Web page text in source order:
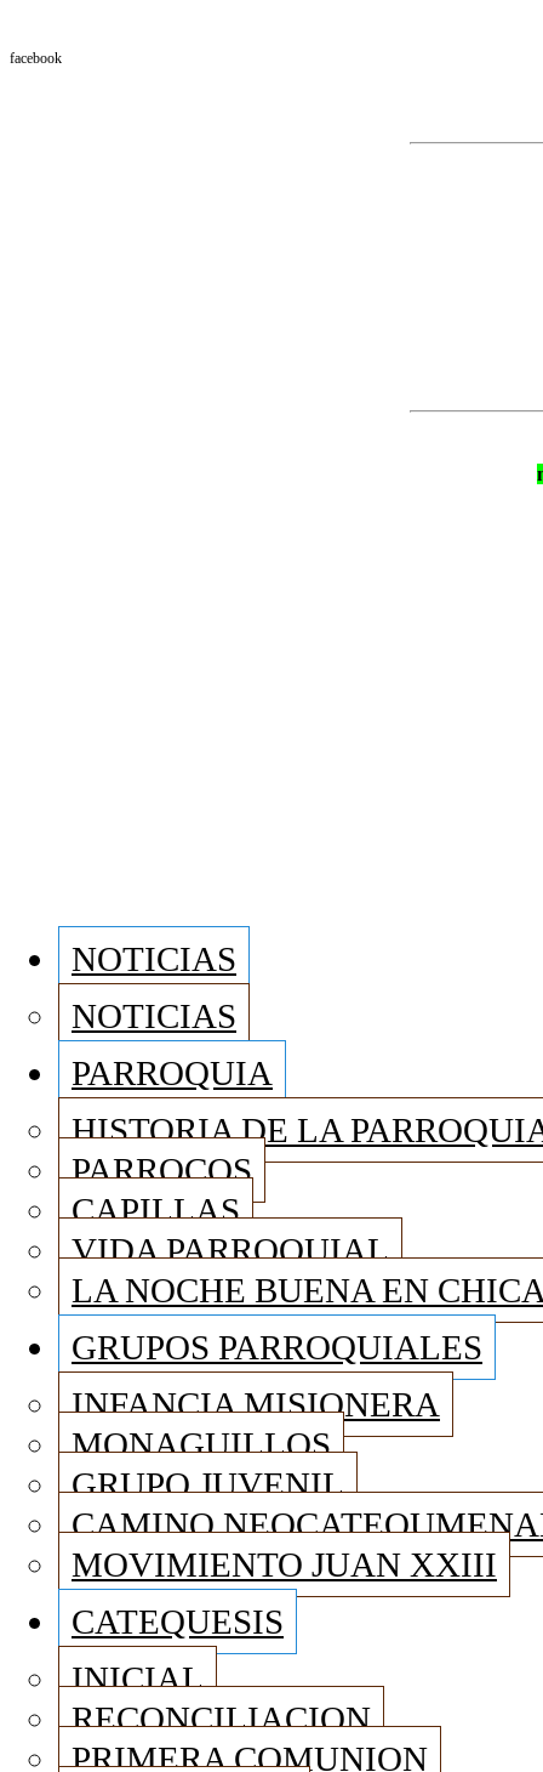
facebook
NOTICIAS
NOTICIAS
PARROQUIA
HISTORIA DE LA
PARROCOS
CAPILLAS
VIDA PARROQUIAL
LA NOCHE BUENA EN
GRUPOS PARROQUIALES
INFANCIA MISIONERA
MONAGUILLOS
GRUPO JUVENIL
CAMINO
MOVIMIENTO JUAN XXIII
CATEQUESIS
INICIAL
RECONCILIACION
PRIMERA COMUNION